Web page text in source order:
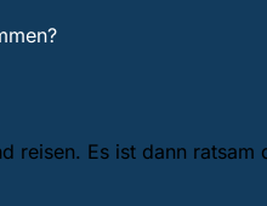
reisen. Es ist dann